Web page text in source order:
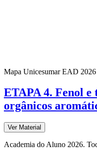
Mapa Unicesumar EAD 2026
ETAPA 4. Fenol e
orgânicos
Ver Material
Academia do Aluno 2026.